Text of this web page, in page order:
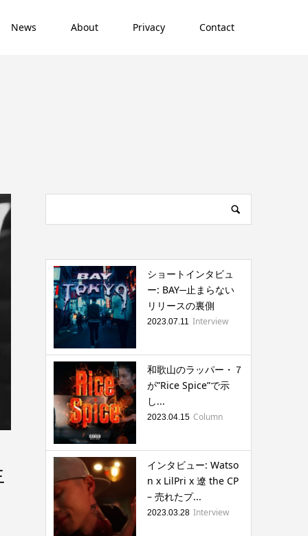
News About Privacy Contact
ショートインタビュ
ー: BAY─止まらない
リリースの裏側
2023.07.11 Interview
和歌山のラッパー・７
が”Rice Spice”で示
し...
2023.04.15 Column
インタビュー: Watso
n x LilPri x 遼 the CP
– 売れたプ...
2023.03.28 Interview